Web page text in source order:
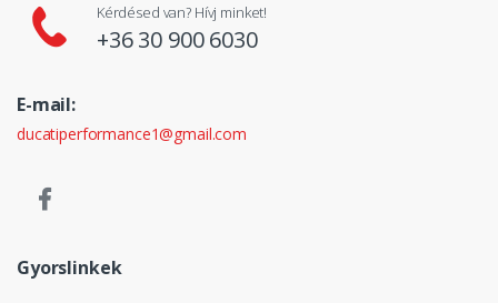
Kérdésed van? Hívj minket!
+36 30 900 6030
E-mail:
ducatiperformance1@gmail.com
Gyorslinkek